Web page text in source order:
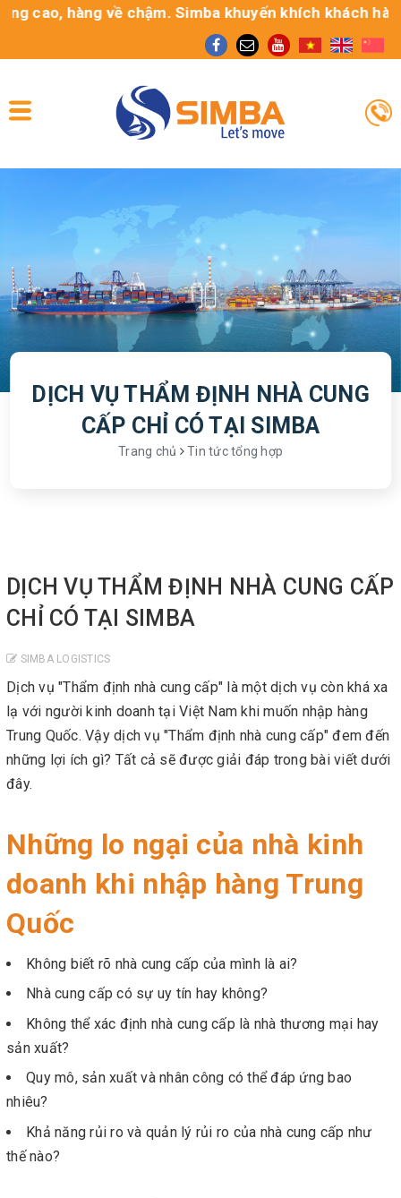
hàng về chậm. Simba khuyến khích khách hàng
DỊCH VỤ THẨM ĐỊNH NHÀ CUNG
CẤP CHỈ CÓ TẠI SIMBA
Trang chủ Tin tức tổng hợp
DỊCH VỤ THẨM ĐỊNH NHÀ CUNG CẤP
CHỈ CÓ TẠI SIMBA
SIMBA LOGISTICS
Dịch vụ "Thẩm định nhà cung cấp" là một dịch vụ còn khá xa
lạ với người kinh doanh tại Việt Nam khi muốn nhập hàng
Trung Quốc. Vậy dịch vụ "Thẩm định nhà cung cấp" đem đến
những lợi ích gì? Tất cả sẽ được giải đáp trong bài viết dưới
đây.
Những lo ngại của nhà kinh
doanh khi nhập hàng Trung
Quốc
Không biết rõ nhà cung cấp của mình là ai?
Nhà cung cấp có sự uy tín hay không?
Không thể xác định nhà cung cấp là nhà thương mại hay
sản xuất?
Quy mô, sản xuất và nhân công có thể đáp ứng bao
nhiêu?
Khả năng rủi ro và quản lý rủi ro của nhà cung cấp như
thế nào?